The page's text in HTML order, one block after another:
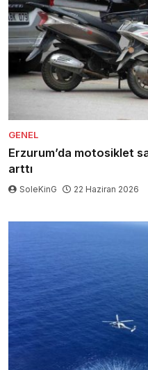
GENEL
Erzurum’da motosiklet
arttı
SoleKinG 22 Haziran 2026